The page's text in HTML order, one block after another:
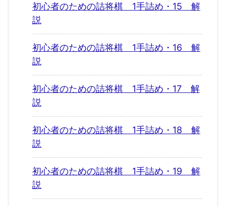
初心者のための詰将棋 1手詰め・15 解
説
初心者のための詰将棋 1手詰め・16 解
説
初心者のための詰将棋 1手詰め・17 解
説
初心者のための詰将棋 1手詰め・18 解
説
初心者のための詰将棋 1手詰め・19 解
説